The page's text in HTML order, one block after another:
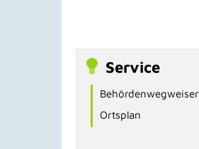
Service
Behördenwegweiser
Ortsplan